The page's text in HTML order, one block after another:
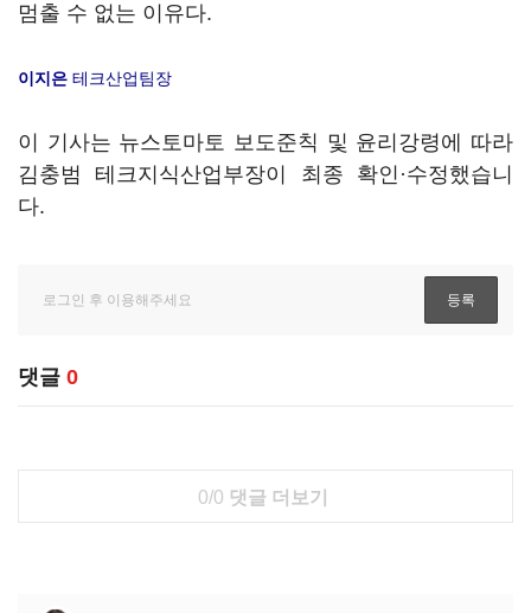
멈출 수 없는 이유다.
이지은 테크산업팀장
이 기사는 뉴스토마토 보도준칙 및 윤리강령에 따라
김충범 테크지식산업부장이 최종 확인·수정했습니
다.
댓글 0
0/0 댓글 더보기